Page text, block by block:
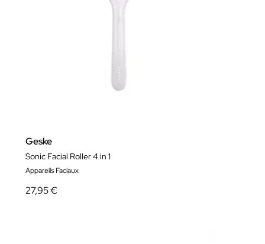
Geske
Sonic Facial Roller 4 in 1
Appareils Faciaux
27,95 €